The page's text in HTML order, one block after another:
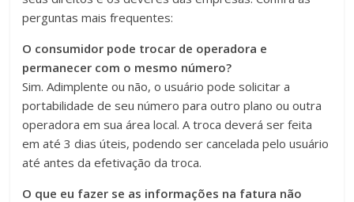
perguntas mais frequentes:
O consumidor pode trocar de operadora e
permanecer com o mesmo número?
Sim. Adimplente ou não, o usuário pode solicitar a
portabilidade de seu número para outro plano ou outra
operadora em sua área local. A troca deverá ser feita
em até 3 dias úteis, podendo ser cancelada pelo usuário
até antes da efetivação da troca.
O que eu fazer se as informações na fatura não